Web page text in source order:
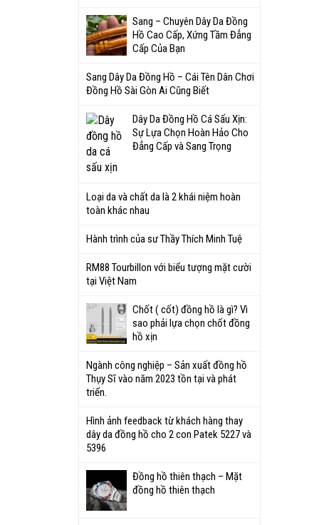
Sang – Chuyên Dây Da Đồng
Hồ Cao Cấp, Xứng Tầm Đẳng
Cấp Của Bạn
Sang Dây Da Đồng Hồ – Cái Tên Dân Chơi
Đồng Hồ Sài Gòn Ai Cũng Biết
Dây Da Đồng Hồ Cá Sấu Xịn:
Sự Lựa Chọn Hoàn Hảo Cho
Đẳng Cấp và Sang Trọng
Loại da và chất da là 2 khái niệm hoàn
toàn khác nhau
Hành trình của sư Thầy Thích Minh Tuệ
RM88 Tourbillon với biểu tượng mặt cười
tại Việt Nam
Chốt ( cốt) đồng hồ là gì? Vì
sao phải lựa chọn chốt đồng
hồ xịn
Ngành công nghiệp – Sản xuất đồng hồ
Thụy Sĩ vào năm 2023 tồn tại và phát
triển.
Hình ảnh feedback từ khách hàng thay
dây da đồng hồ cho 2 con Patek 5227 và
5396
Đồng hồ thiên thạch – Mặt
đồng hồ thiên thạch